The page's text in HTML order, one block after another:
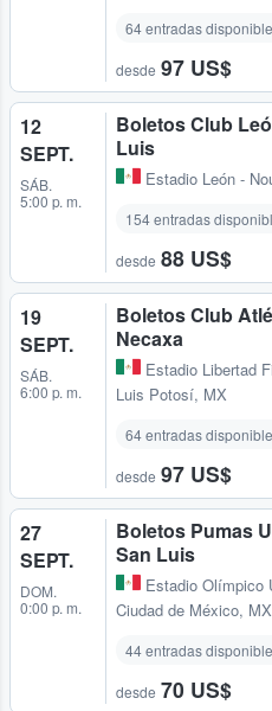
64 entradas
desde 97 US$
12
SEPT.
SÁB.
5:00 p. m.
Boletos Club
Luis
Estadio León -
154 entradas
desde 88 US$
19
SEPT.
SÁB.
6:00 p. m.
Boletos Club
Necaxa
Estadio Libertad
Luis Potosí, MX
64 entradas
desde 97 US$
27
SEPT.
DOM.
0:00 p. m.
Boletos Pumas
San Luis
Estadio Olímpico
Ciudad de México, MX
44 entradas
desde 70 US$